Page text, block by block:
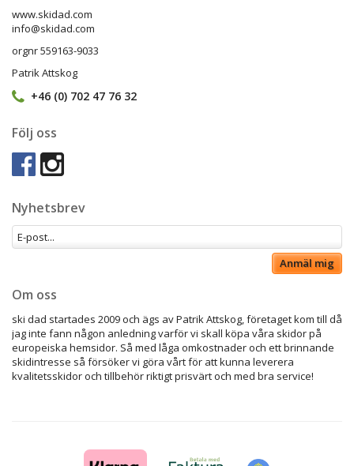
www.skidad.com
info@skidad.com
orgnr 559163-9033
Patrik Attskog
+46 (0) 702 47 76 32
Följ oss
Nyhetsbrev
Anmäl mig
Om oss
ski dad startades 2009 och ägs av Patrik Attskog, företaget kom till då
jag inte fann någon anledning varför vi skall köpa våra skidor på
europeiska hemsidor. Så med låga omkostnader och ett brinnande
skidintresse så försöker vi göra vårt för att kunna leverera
kvalitetsskidor och tillbehör riktigt prisvärt och med bra service!